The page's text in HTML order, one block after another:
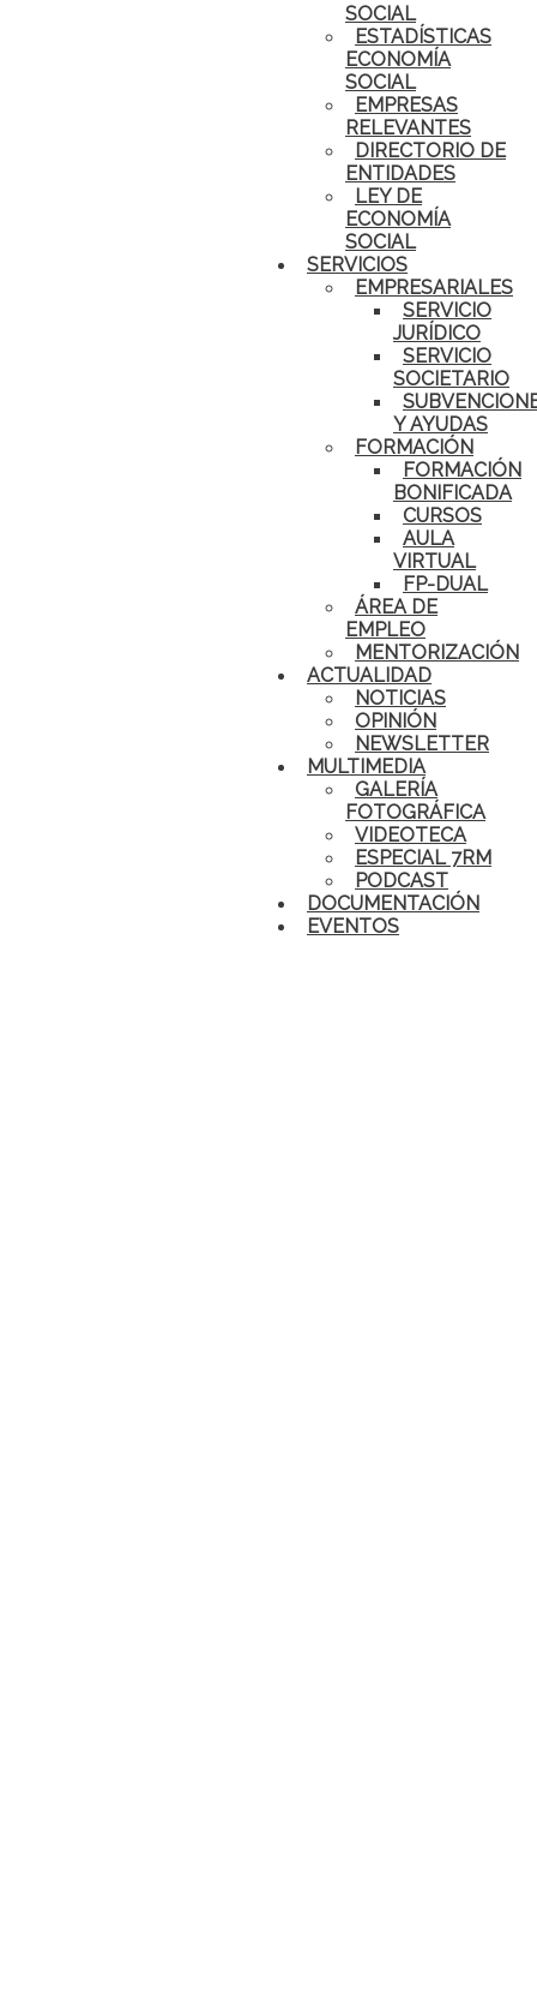
SOCIAL
ESTADÍSTICAS
ECONOMÍA
SOCIAL
EMPRESAS
RELEVANTES
DIRECTORIO DE
ENTIDADES
LEY DE
ECONOMÍA
SOCIAL
SERVICIOS
EMPRESARIALES
SERVICIO
JURÍDICO
SERVICIO
SOCIETARIO
Y AYUDAS
FORMACIÓN
FORMACIÓN
BONIFICADA
CURSOS
AULA
VIRTUAL
FP-DUAL
ÁREA DE
EMPLEO
MENTORIZACIÓN
ACTUALIDAD
NOTICIAS
OPINIÓN
NEWSLETTER
MULTIMEDIA
GALERÍA
FOTOGRÁFICA
VIDEOTECA
ESPECIAL 7RM
PODCAST
DOCUMENTACIÓN
EVENTOS